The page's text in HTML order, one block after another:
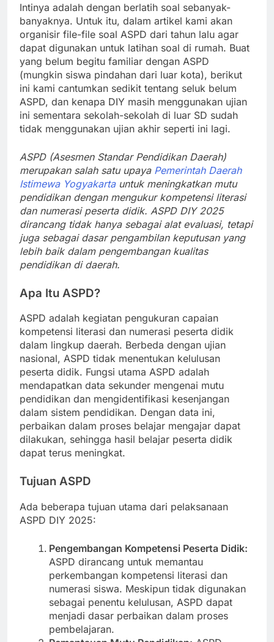
Intinya adalah dengan berlatih soal sebanyak-
banyaknya. Untuk itu, dalam artikel kami akan
organisir file-file soal ASPD dari tahun lalu agar
dapat digunakan untuk latihan soal di rumah. Buat
yang belum begitu familiar dengan ASPD
(mungkin siswa pindahan dari luar kota), berikut
ini kami cantumkan sedikit tentang seluk belum
ASPD, dan kenapa DIY masih menggunakan ujian
ini sementara sekolah-sekolah di luar SD sudah
tidak menggunakan ujian akhir seperti ini lagi.
ASPD (Asesmen Standar Pendidikan Daerah)
merupakan salah satu upaya Pemerintah Daerah
Istimewa Yogyakartauntuk meningkatkan mutu
pendidikan dengan mengukur kompetensi literasi
dan numerasi peserta didik. ASPD DIY 2025
dirancang tidak hanya sebagai alat evaluasi, tetapi
juga sebagai dasar pengambilan keputusan yang
lebih baik dalam pengembangan kualitas
pendidikan di daerah.
Apa Itu ASPD?
ASPD adalah kegiatan pengukuran capaian
kompetensi literasi dan numerasi peserta didik
dalam lingkup daerah. Berbeda dengan ujian
nasional, ASPD tidak menentukan kelulusan
peserta didik. Fungsi utama ASPD adalah
mendapatkan data sekunder mengenai mutu
pendidikan dan mengidentifikasi kesenjangan
dalam sistem pendidikan. Dengan data ini,
perbaikan dalam proses belajar mengajar dapat
dilakukan, sehingga hasil belajar peserta didik
dapat terus meningkat.
Tujuan ASPD
Ada beberapa tujuan utama dari pelaksanaan
ASPD DIY 2025:
Pengembangan Kompetensi Peserta Didik:
ASPD dirancang untuk memantau
perkembangan kompetensi literasi dan
numerasi siswa. Meskipun tidak digunakan
sebagai penentu kelulusan, ASPD dapat
menjadi dasar perbaikan dalam proses
pembelajaran.